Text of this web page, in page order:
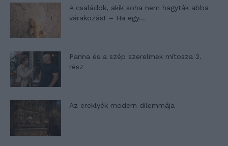
A családok, akik soha nem hagyták abba
várakozást – Ha egy...
Panna és a szép szerelmek mítosza 2.
rész
Az ereklyék modern dilemmája